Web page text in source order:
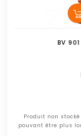
BV
Produit non
pouvant être plus